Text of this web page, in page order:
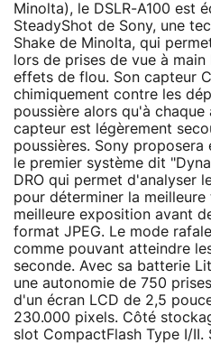
Minolta), le DSLR-A100 est
SteadyShot de Sony, une
Shake de Minolta, qui
lors de prises de vue à
effets de flou. Son capteur
chimiquement contre les
poussière alors qu'à
capteur est légèrement
poussières. Sony proposera
le premier système dit
DRO qui permet d'analyser
pour déterminer la
meilleure exposition avant
format JPEG. Le mode
comme pouvant atteindre
seconde. Avec sa batterie
une autonomie de 750
d'un écran LCD de 2,5
230.000 pixels. Côté
slot CompactFlash Type I/II.